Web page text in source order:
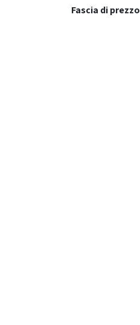
Fascia di prezzo